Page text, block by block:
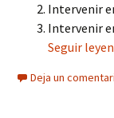
Intervenir
Intervenir
Seguir
Deja un